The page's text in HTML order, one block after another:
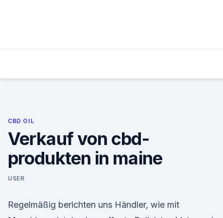
CBD OIL
Verkauf von cbd-
produkten in maine
USER
Regelmäßig berichten uns Händler, wie mit